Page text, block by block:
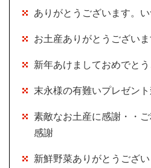
ありがとうございます。
お土産ありがとうござい
新年あけましておめでと
末永様の有難いプレゼン
素敵なお土産に感謝・・
感謝
新鮮野菜ありがとうござ